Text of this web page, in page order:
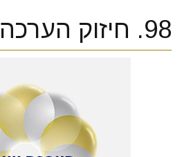
98. חיזוק הערכה עצמית